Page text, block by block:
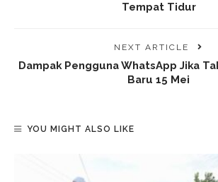
Tempat Tidur
NEXT ARTICLE
Dampak Pengguna WhatsApp Jika
Baru 15 Mei
YOU MIGHT ALSO LIKE